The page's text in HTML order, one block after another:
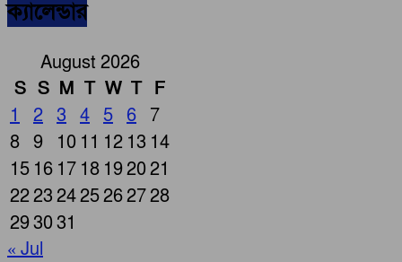
ক্যালেন্ডার
August 2026
S S M T W T F
1
2 3 4 5 6
7
8 9 10 11 12 13 14
15 16 17 18 192021
22232425262728
293031
« Jul